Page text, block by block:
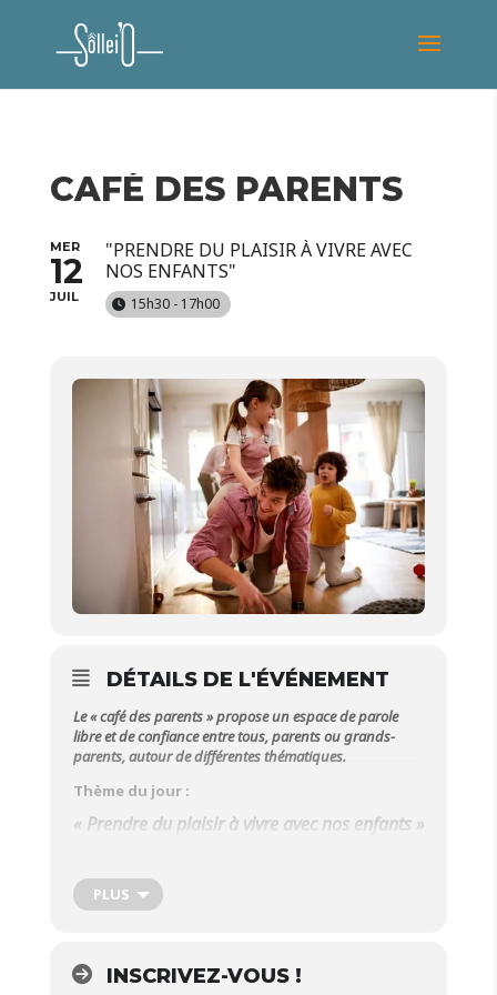
CAFÉ DES PARENTS
MER
12
JUIL
"PRENDRE DU PLAISIR À VIVRE AVEC
NOS ENFANTS"
15h30 - 17h00
DÉTAILS DE L'ÉVÉNEMENT
Le « café des parents » propose un espace de parole
libre et de confiance entre tous, parents ou grands-
parents, autour de différentes thématiques.
Thème du jour :
« Prendre du plaisir à vivre avec nos enfants »
que chacun s’offre pour se poser sans les enfants,
prendre un temps pour soi, se rencontrer, parler de
ses expériences et questionnements, de ce qui a
C’est un espace bienveillant, où partager ses idées,
s’apporter mutuellement, être écouté, dans le
PLUS
INSCRIVEZ-VOUS !